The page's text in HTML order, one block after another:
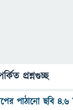
প্রশ্নগুচ্ছ
পাঠানো ছবি